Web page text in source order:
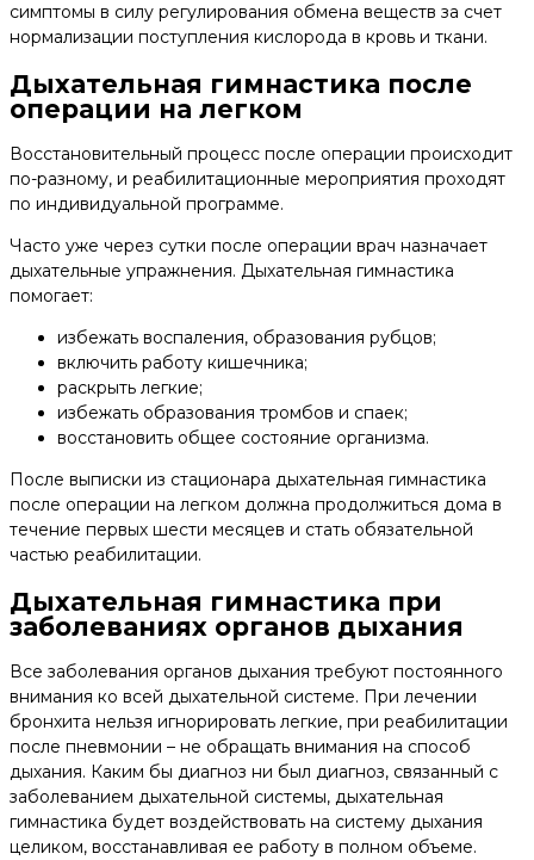
симптомы в силу регулирования обмена веществ за счет
нормализации поступления кислорода в кровь и ткани.
Дыхательная гимнастика после
операции на легком
Восстановительный процесс после операции происходит
по-разному, и реабилитационные мероприятия проходят
по индивидуальной программе.
Часто уже через сутки после операции врач назначает
дыхательные упражнения. Дыхательная гимнастика
помогает:
избежать воспаления, образования рубцов;
включить работу кишечника;
раскрыть легкие;
избежать образования тромбов и спаек;
восстановить общее состояние организма.
После выписки из стационара дыхательная гимнастика
после операции на легком должна продолжиться дома в
течение первых шести месяцев и стать обязательной
частью реабилитации.
Дыхательная гимнастика при
заболеваниях органов дыхания
Все заболевания органов дыхания требуют постоянного
внимания ко всей дыхательной системе. При лечении
бронхита нельзя игнорировать легкие, при реабилитации
после пневмонии – не обращать внимания на способ
дыхания. Каким бы диагноз ни был диагноз, связанный с
заболеванием дыхательной системы, дыхательная
гимнастика будет воздействовать на систему дыхания
целиком, восстанавливая ее работу в полном объеме.